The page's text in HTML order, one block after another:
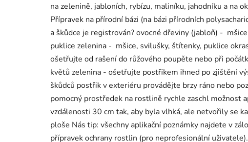
na zelenině, jabloních, rybízu, maliníku, jahodníku a na
Přípravek na přírodní bázi (na bázi přírodních
a škůdce je registrován? ovocné dřeviny (jabloň) -
puklice zelenina - mšice, svilušky, štítenky, puklice
ošetřujte od rašení do růžového poupěte nebo při
květů zelenina - ošetřujte postřikem ihned po zjištění
škůdců postřik v exteriéru provádějte brzy ráno nebo
pomocný prostředek na rostlině rychle zaschl možnost
vzdálenosti 30 cm tak, aby byla vlhká, ale netvořily se
ploše Nás tip: všechny aplikační poznámky najdete v
přípravek ochrany rostlin (pro neprofesionální